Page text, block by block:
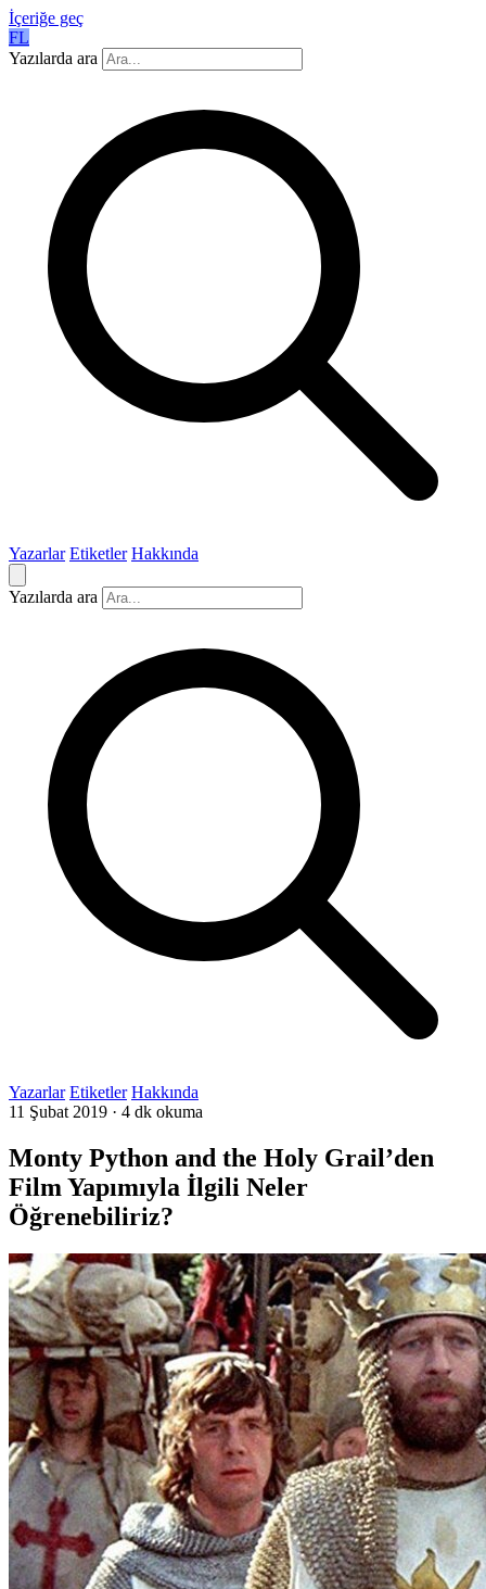
İçeriğe geç
FL
Yazılarda ara
Yazarlar Etiketler Hakkında
Yazılarda ara
Yazarlar Etiketler Hakkında
11 Şubat 2019 · 4 dk okuma
Monty Python and the Holy Grail’den
Film Yapımıyla İlgili Neler
Öğrenebiliriz?